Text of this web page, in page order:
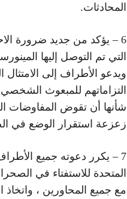
المحادثات.
6 – يؤكد من جديد ضرورة
التي تم التوصل إليها
ويدعو الأطراف إلى الامتثال
التزاماتهم للمبعوث
شأنها أن تقوض المفاوضات
زعزعة استقرار الوضع في
7 – يكرر دعوته جميع
المتحدة للاستفتاء في
مع جميع المحاورين ، واتخاذ